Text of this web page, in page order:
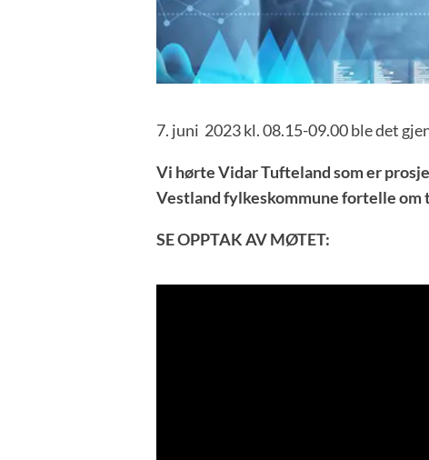
7. juni 2023 kl. 08.15-09.00 ble det
Vi hørte Vidar Tufteland som er
Vestland fylkeskommune fortelle om
SE OPPTAK AV MØTET: